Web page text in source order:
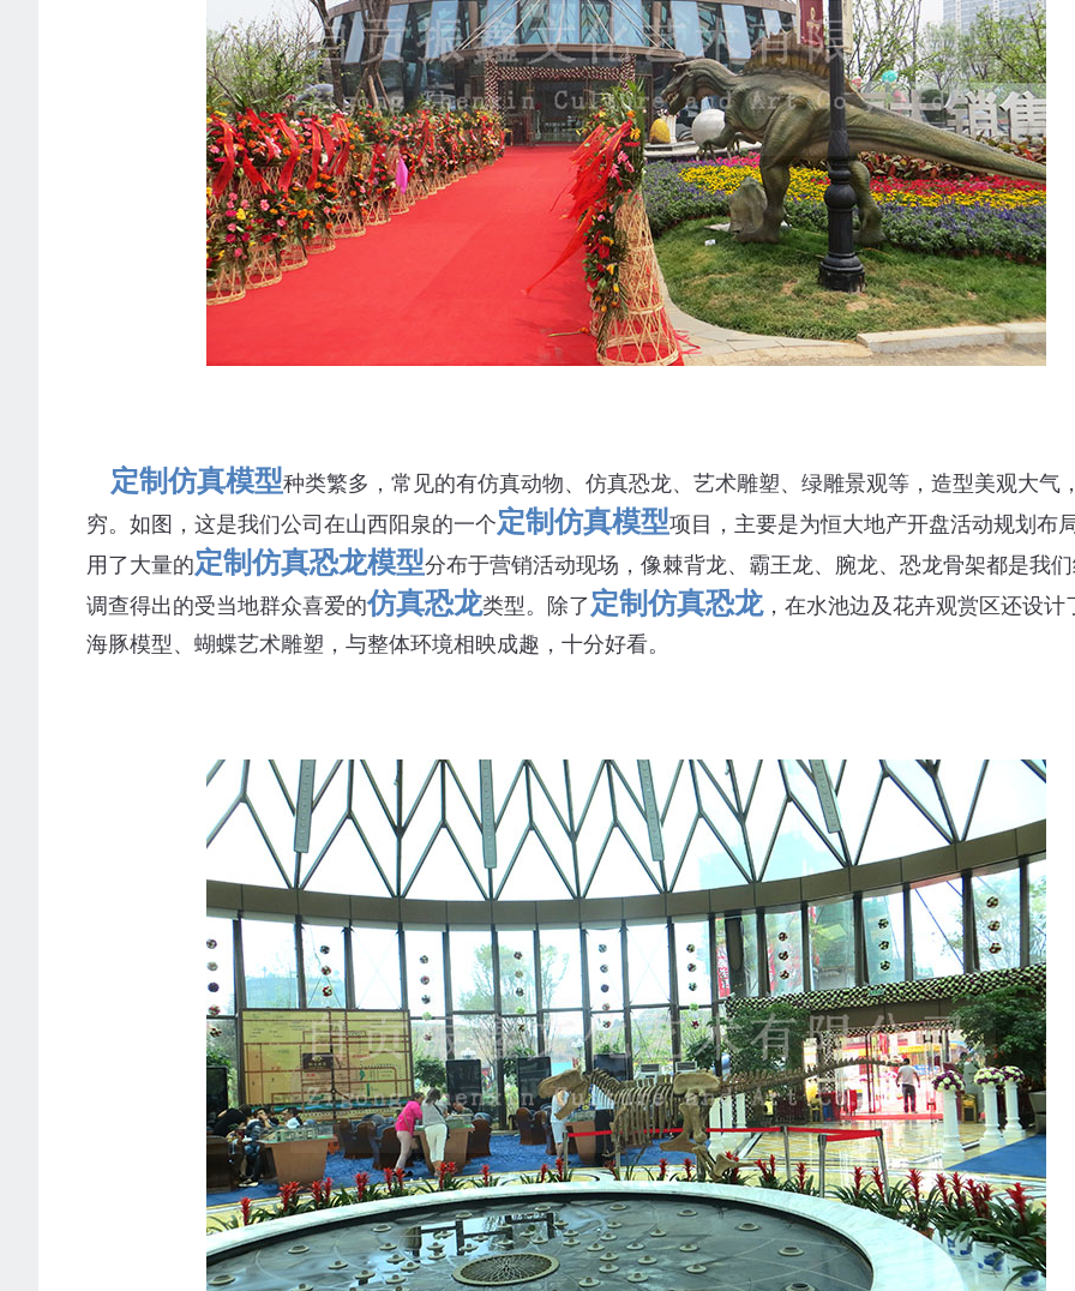
定制仿真模型种类繁多，常见的有仿真动物、仿真恐龙、艺术雕塑、绿雕景观等，造型美观大气
穷。如图，这是我们公司在山西阳泉的一个定制仿真模型项目，主要是为恒大地产开盘活动规划布
用了大量的定制仿真恐龙模型分布于营销活动现场，像棘背龙、霸王龙、腕龙、恐龙骨架都是我
调查得出的受当地群众喜爱的仿真恐龙类型。除了 定制仿真恐龙，在水池边及花卉观赏区还设计
海豚模型、蝴蝶艺术雕塑，与整体环境相映成趣，十分好看。
种格斗